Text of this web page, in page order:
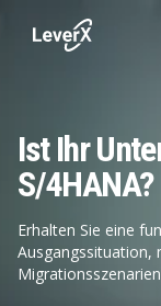
SAP S/4HANA
RISE with SAP
SAP Ariba
Digital Supply Chain
Ist Ihr
S/4HANA?
Erhalten Sie eine
Ausgangssituation,